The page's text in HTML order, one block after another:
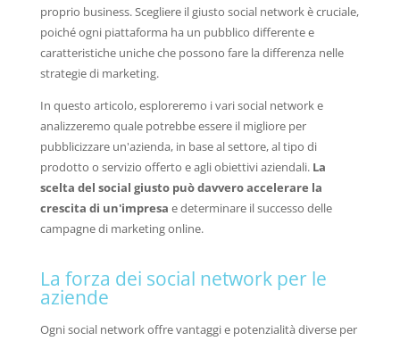
proprio business. Scegliere il giusto social network è cruciale,
poiché ogni piattaforma ha un pubblico differente e
caratteristiche uniche che possono fare la differenza nelle
strategie di marketing.
In questo articolo, esploreremo i vari social network e
analizzeremo quale potrebbe essere il migliore per
pubblicizzare un'azienda, in base al settore, al tipo di
prodotto o servizio offerto e agli obiettivi aziendali. La
scelta del social giusto può davvero accelerare la
crescita di un'impresa e determinare il successo delle
campagne di marketing online.
La forza dei social network per le
aziende
Ogni social network offre vantaggi e potenzialità diverse per